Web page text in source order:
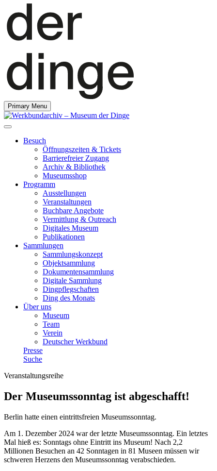
Primary Menu
Besuch
Öffnungszeiten & Tickets
Barrierefreier Zugang
Archiv & Bibliothek
Museumsshop
Programm
Ausstellungen
Veranstaltungen
Buchbare Angebote
Vermittlung & Outreach
Digitales Museum
Publikationen
Sammlungen
Sammlungskonzept
Objektsammlung
Dokumentensammlung
Digitale Sammlung
Dingpflegschaften
Ding des Monats
Über uns
Museum
Team
Verein
Deutscher Werkbund
Presse
Suche
Veranstaltungsreihe
Der Museumssonntag ist abgeschafft!
Berlin hatte einen eintrittsfreien Museumssonntag.
Am 1. Dezember 2024 war der letzte Museumssonntag. Ein letztes
Mal hieß es: Sonntags ohne Eintritt ins Museum! Nach 2,2
Millionen Besuchen an 42 Sonntagen in 81 Museen müssen wir
schweren Herzens den Museumssonntag verabschieden.